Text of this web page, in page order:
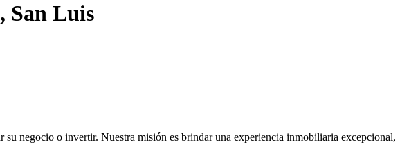
San Luis
su negocio o invertir. Nuestra misión es brindar una experiencia inmobiliaria excepcional,